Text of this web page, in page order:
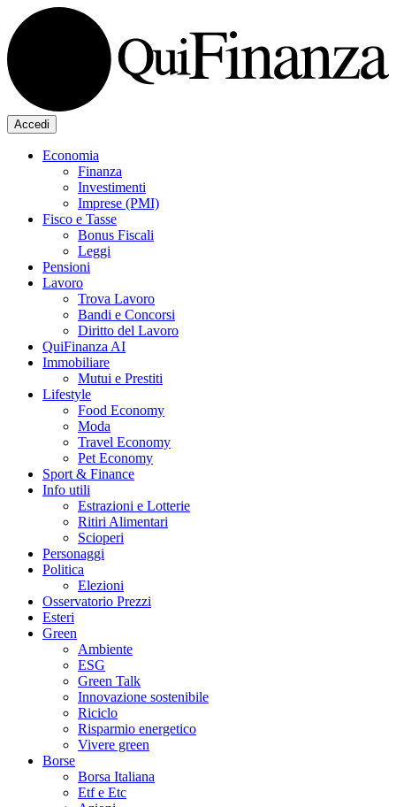
Accedi
Economia
Finanza
Investimenti
Imprese (PMI)
Fisco e Tasse
Bonus Fiscali
Leggi
Pensioni
Lavoro
Trova Lavoro
Bandi e Concorsi
Diritto del Lavoro
QuiFinanza AI
Immobiliare
Mutui e Prestiti
Lifestyle
Food Economy
Moda
Travel Economy
Pet Economy
Sport & Finance
Info utili
Estrazioni e Lotterie
Ritiri Alimentari
Scioperi
Personaggi
Politica
Elezioni
Osservatorio Prezzi
Esteri
Green
Ambiente
ESG
Green Talk
Innovazione sostenibile
Riciclo
Risparmio energetico
Vivere green
Borse
Borsa Italiana
Etf e Etc